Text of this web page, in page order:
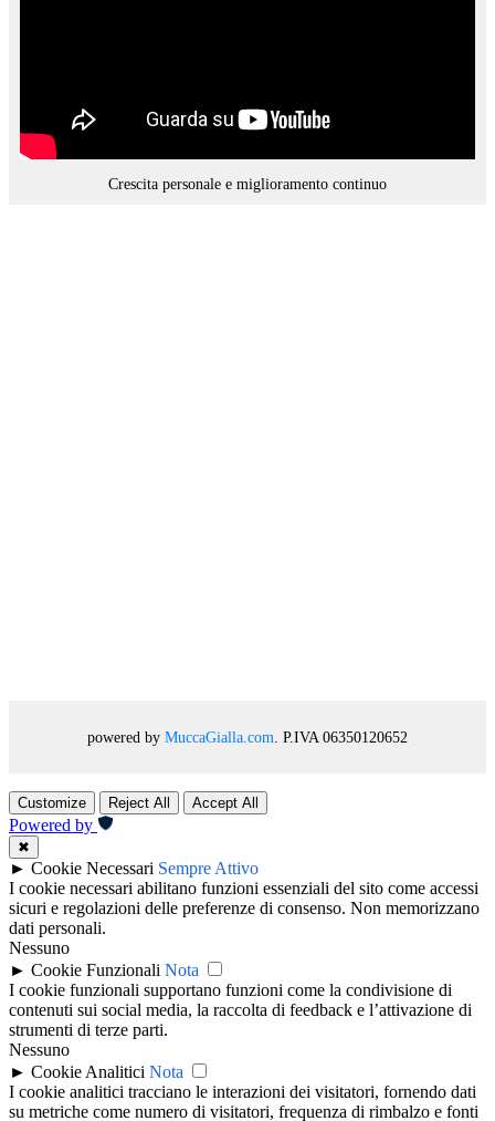
Crescita personale e miglioramento continuo
powered by MuccaGialla.com . P.IVA 06350120652
Customize Reject All Accept All
Powered by
✖
► Cookie Necessari Sempre Attivo
I cookie necessari abilitano funzioni essenziali del sito come accessi
sicuri e regolazioni delle preferenze di consenso. Non memorizzano
dati personali.
Nessuno
► Cookie Funzionali Nota
I cookie funzionali supportano funzioni come la condivisione di
contenuti sui social media, la raccolta di feedback e l’attivazione di
strumenti di terze parti.
Nessuno
► Cookie Analitici Nota
I cookie analitici tracciano le interazioni dei visitatori, fornendo dati
su metriche come numero di visitatori, frequenza di rimbalzo e fonti